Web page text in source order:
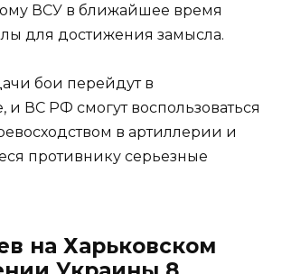
ВСУ в ближайшее время
для достижения замысла.
бои перейдут в
ВС РФ смогут воспользоваться
в артиллерии и
противнику серьезные
на Харьковском